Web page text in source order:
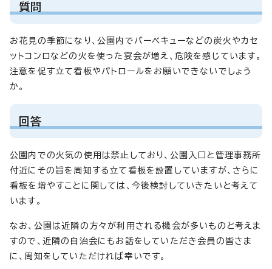
質問
お花見の季節になり、公園内でバーベキューなどの炭火やカセ
ットコンロなどの火を使った宴会が増え、危険を感じています。
注意を促す立て看板やパトロールをお願いできないでしょう
か。
回答
公園内での火気の使用は禁止しており、公園入口と管理事務所
付近にその旨を周知する立て看板を設置していますが、さらに
看板を増やすことに関しては、今後検討していきたいと考えて
います。
なお、公園は近隣の方々が利用される機会が多いものと考えま
すので、近隣の自治会にもお話をしていただき会員の皆さま
に、周知をしていただければ幸いです。